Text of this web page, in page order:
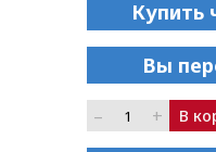
Купить
Вы
– + В